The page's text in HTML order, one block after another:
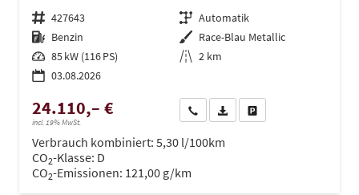
Fahrzeugnr. 427643 Getriebe Automatik
Kraftstoff Benzin Außenfarbe Race-Blau Metallic
Leistung 85 kW (116 PS) Kilometerstand 2 km
03.08.2026
24.110,– €
incl. 19% MwSt.
Wir rufen Sie anPDF-Datei, Fahrzeugexposé
Verbrauch kombiniert: 5,30 l/100km
CO2-Klasse: D
CO2-Emissionen: 121,00 g/km